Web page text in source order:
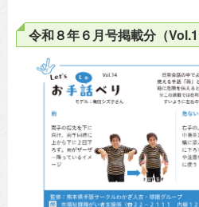
令和８年６月号掲載分（